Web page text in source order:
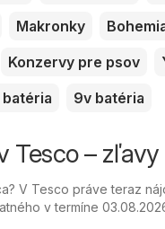
Makronky
Konzervy pre psov
9v batéria
Tesco –
V Tesco práve teraz
v termíne